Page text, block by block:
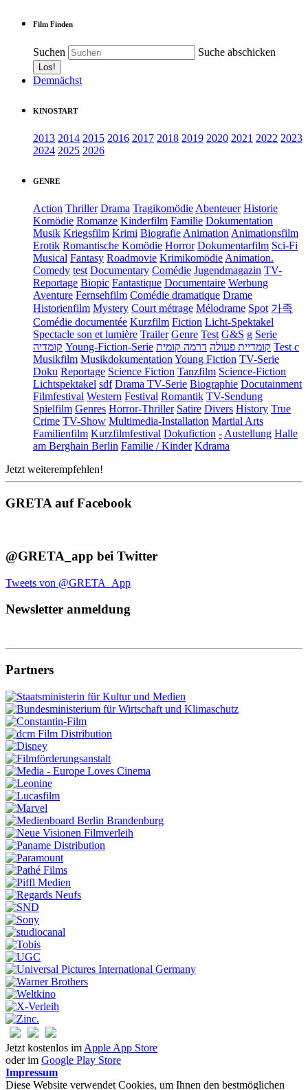
Film Finden
Suchen Suche abschicken
Demnächst
KINOSTART
2013 2014 2015 2016 2017 2018 2019 2020 2021 2022 2023
2024 2025 2026
GENRE
Action Thriller Drama Tragikomödie Abenteuer Historie
Komödie Romanze Kinderfilm Familie Dokumentation
Musik Kriegsfilm Krimi Biografie Animation Animationsfilm
Erotik Romantische Komödie Horror Dokumentarfilm Sci-Fi
Musical Fantasy Roadmovie Krimikomödie Animation.
Comedy test Documentary Comédie Jugendmagazin TV-
Reportage Biopic Fantastique Documentaire Werbung
Aventure Fernsehfilm Comédie dramatique Drame
Historienfilm Mystery Court métrage Mélodrame Spot 가족
Comédie documentée Kurzfilm Fiction Licht-Spektakel
Spectacle son et lumière Trailer Genre Test G&S g Serie
קומדיה Young-Fiction-Serie קומדיית פעולה דרמה קומית
Test c
Musikfilm Musikdokumentation Young Fiction TV-Serie
Doku Reportage Science Fiction Tanzfilm Science-Fiction
Lichtspektakel sdf Drama TV-Serie Biographie Docutainment
Filmfestival Western Festival Romantik TV-Sendung
Spielfilm Genres Horror-Thriller Satire Divers History True
Crime TV-Show Multimedia-Installation Martial Arts
Familienfilm Kurzfilmfestival Dokufiction - Austellung Halle
am Berghain Berlin Familie / Kinder Kdrama
Jetzt weiterempfehlen!
GRETA auf Facebook
@GRETA_app bei Twitter
Tweets von @GRETA_App
Newsletter anmeldung
Partners
Jetzt kostenlos im Apple App Store
oder im Google Play Store
Impressum
Diese Website verwendet Cookies, um Ihnen den bestmöglichen